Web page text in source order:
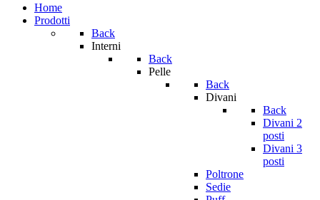
Home
Prodotti
Back
Interni
Back
Pelle
Back
Divani
Back
Divani 2
posti
Divani 3
posti
Poltrone
Sedie